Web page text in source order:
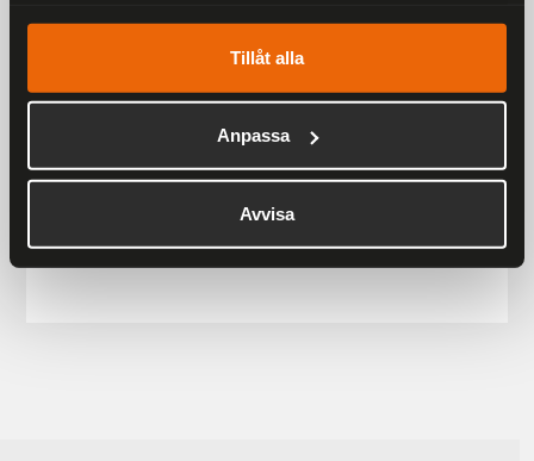
Tillåt alla
Anpassa
Avvisa
899 kr
1 198 kr